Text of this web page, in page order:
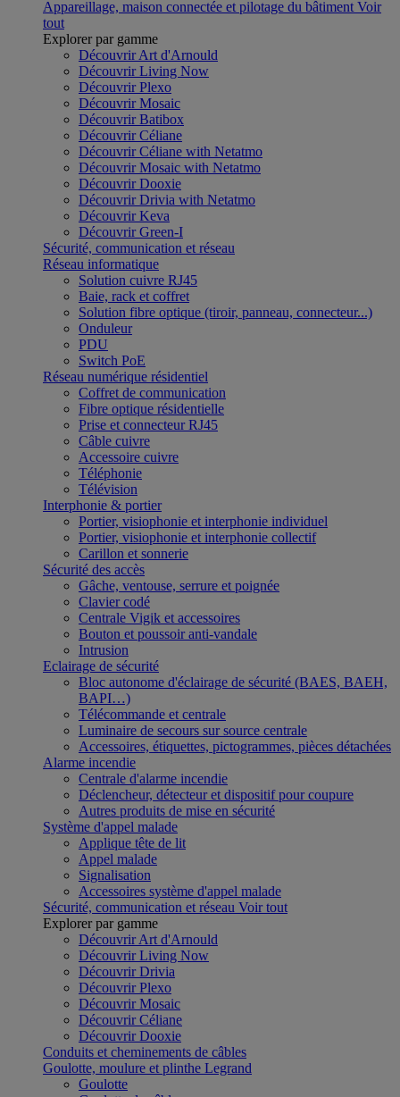
Appareillage, maison connectée et pilotage du bâtiment Voir
tout
Explorer par gamme
Découvrir Art d'Arnould
Découvrir Living Now
Découvrir Plexo
Découvrir Mosaic
Découvrir Batibox
Découvrir Céliane
Découvrir Céliane with Netatmo
Découvrir Mosaic with Netatmo
Découvrir Dooxie
Découvrir Drivia with Netatmo
Découvrir Keva
Découvrir Green-I
Sécurité, communication et réseau
Réseau informatique
Solution cuivre RJ45
Baie, rack et coffret
Solution fibre optique (tiroir, panneau, connecteur...)
Onduleur
PDU
Switch PoE
Réseau numérique résidentiel
Coffret de communication
Fibre optique résidentielle
Prise et connecteur RJ45
Câble cuivre
Accessoire cuivre
Téléphonie
Télévision
Interphonie & portier
Portier, visiophonie et interphonie individuel
Portier, visiophonie et interphonie collectif
Carillon et sonnerie
Sécurité des accès
Gâche, ventouse, serrure et poignée
Clavier codé
Centrale Vigik et accessoires
Bouton et poussoir anti-vandale
Intrusion
Eclairage de sécurité
Bloc autonome d'éclairage de sécurité (BAES, BAEH,
BAPI…)
Télécommande et centrale
Luminaire de secours sur source centrale
Accessoires, étiquettes, pictogrammes, pièces détachées
Alarme incendie
Centrale d'alarme incendie
Déclencheur, détecteur et dispositif pour coupure
Autres produits de mise en sécurité
Système d'appel malade
Applique tête de lit
Appel malade
Signalisation
Accessoires système d'appel malade
Sécurité, communication et réseau Voir tout
Explorer par gamme
Découvrir Art d'Arnould
Découvrir Living Now
Découvrir Drivia
Découvrir Plexo
Découvrir Mosaic
Découvrir Céliane
Découvrir Dooxie
Conduits et cheminements de câbles
Goulotte, moulure et plinthe Legrand
Goulotte